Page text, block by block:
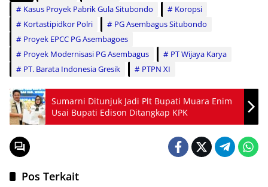
Kasus Proyek Pabrik Gula Situbondo
Koropsi
Kortastipidkor Polri
PG Asembagus Situbondo
Proyek EPCC PG Asembagoes
Proyek Modernisasi PG Asembagus
PT Wijaya Karya
PT. Barata Indonesia Gresik
PTPN XI
Sumarni Ditunjuk Jadi Plt Bupati Muara Enim
Usai Bupati Edison Ditangkap KPK
Pos Terkait